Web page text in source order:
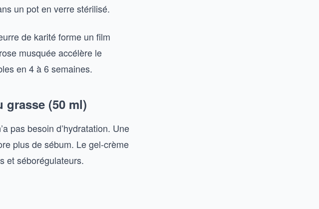
un pot en verre stérilisé.
de karité forme un film
musquée accélère le
en 4 à 6 semaines.
grasse (50 ml)
pas besoin d’hydratation. Une
plus de sébum. Le gel-crème
et séborégulateurs.